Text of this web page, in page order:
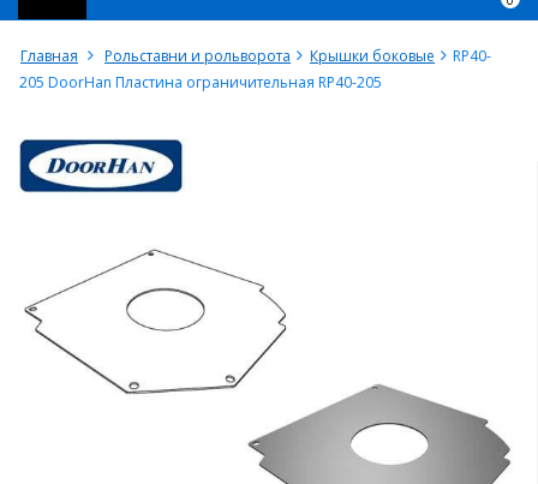
Главная Рольставни и рольворота Крышки боковые
RP40-
205 DoorHan Пластина ограничительная RP40-205